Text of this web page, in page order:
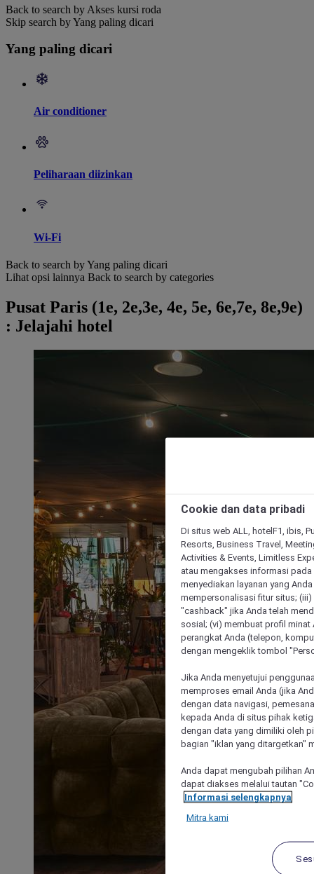
Back to search by Akses kursi roda
Skip search by Yang paling dicari
Yang paling dicari
Air conditioner
Peliharaan diizinkan
Wi-Fi
Back to search by Yang paling dicari
Lihat opsi lainnya Back to search by categories
Pusat Paris (1e, 2e,3e, 4e, 5e, 6e,7e, 8e,9e)
: Jelajahi hotel
Cookie dan data pribadi
Di situs web ALL, hotelF1, ibis,
Resorts, Business Travel,
Activities & Events, Limitless
atau mengakses informasi
menyediakan layanan yang
mempersonalisasi fitur situs;
"cashback" jika Anda telah
sosial; (vi) membuat profil
perangkat Anda (telepon,
dengan mengeklik tombol
Jika Anda menyetujui
memproses email Anda (jika
dengan data navigasi,
kepada Anda di situs pihak
dengan data yang dimiliki oleh
bagian "iklan yang ditargetkan"
Anda dapat mengubah pilihan
dapat diakses melalui tautan
Informasi selengkapnya
Mitra kami